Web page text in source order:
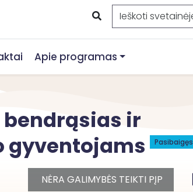
Apie programas
ir
gyventojams
Pasibaigęs
NĖRA GALIMYBĖS TEIKTI PĮP